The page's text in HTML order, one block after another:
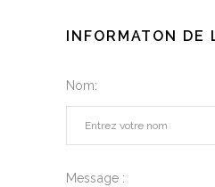
INFORMATON DE
Nom:
Message :